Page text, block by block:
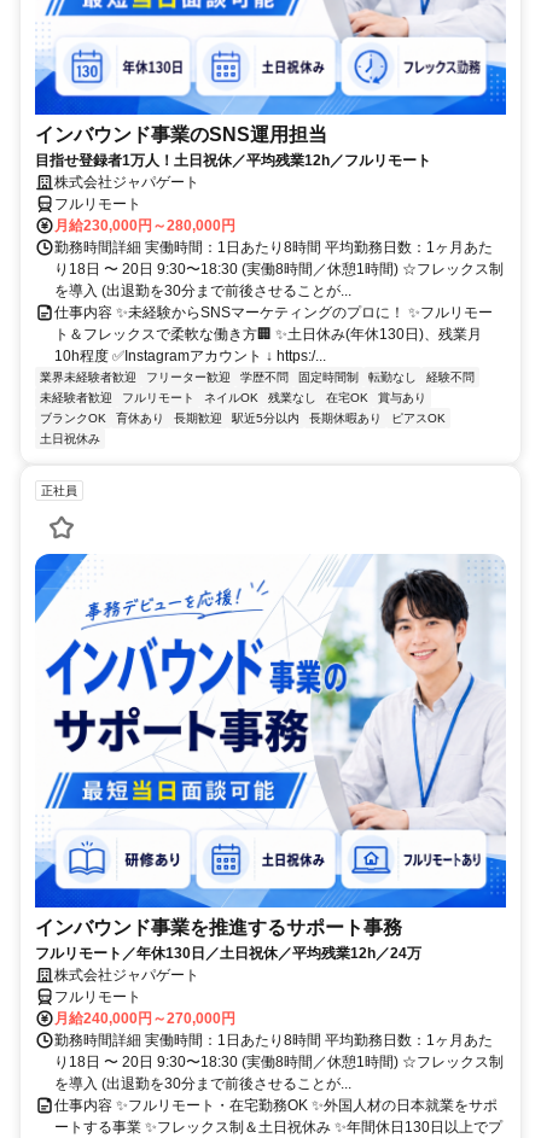
インバウンド事業のSNS運用担当
目指せ登録者1万人！土日祝休／平均残業12h／フルリモート
株式会社ジャパゲート
フルリモート
月給230,000円～280,000円
勤務時間詳細 実働時間：1日あたり8時間 平均勤務日数：1ヶ月あた
り18日 〜 20日 9:30〜18:30 (実働8時間／休憩1時間) ☆フレックス制
を導入 (出退勤を30分まで前後させることが...
仕事内容 ✨未経験からSNSマーケティングのプロに！ ✨フルリモー
ト＆フレックスで柔軟な働き方🏢 ✨土日休み(年休130日)、残業月
10h程度 ✅Instagramアカウント ↓ https:/...
業界未経験者歓迎 フリーター歓迎 学歴不問 固定時間制 転勤なし
経験不問
未経験者歓迎
フルリモート ネイルOK 残業なし 在宅OK
賞与あり
ブランクOK
育休あり 長期歓迎 駅近5分以内 長期休暇あり
ピアスOK
土日祝休み
正社員
インバウンド事業を推進するサポート事務
フルリモート／年休130日／土日祝休／平均残業12h／24万
株式会社ジャパゲート
フルリモート
月給240,000円～270,000円
勤務時間詳細 実働時間：1日あたり8時間 平均勤務日数：1ヶ月あた
り18日 〜 20日 9:30〜18:30 (実働8時間／休憩1時間) ☆フレックス制
を導入 (出退勤を30分まで前後させることが...
仕事内容 ✨フルリモート・在宅勤務OK ✨外国人材の日本就業をサポ
ートする事業 ✨フレックス制＆土日祝休み ✨年間休日130日以上でプ